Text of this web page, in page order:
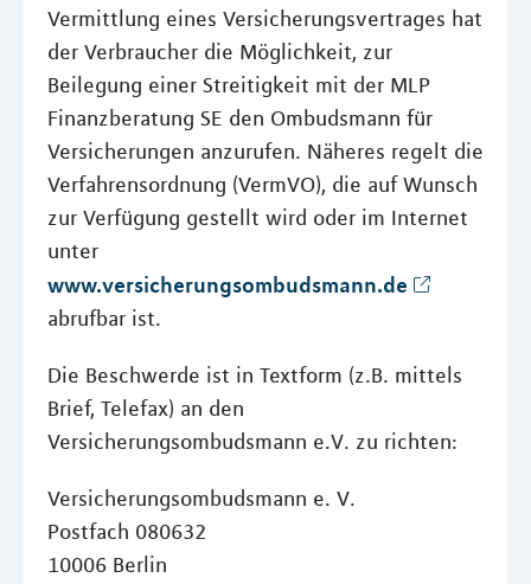
Vermittlung eines Versicherungsvertrages hat
der Verbraucher die Möglichkeit, zur
Beilegung einer Streitigkeit mit der MLP
Finanzberatung SE den Ombudsmann für
Versicherungen anzurufen. Näheres regelt die
Verfahrensordnung (VermVO), die auf Wunsch
zur Verfügung gestellt wird oder im Internet
unter
www.versicherungsombudsmann.de
abrufbar ist.
Die Beschwerde ist in Textform (z.B. mittels
Brief, Telefax) an den
Versicherungsombudsmann e.V. zu richten:
Versicherungsombudsmann e. V.
Postfach 080632
10006 Berlin